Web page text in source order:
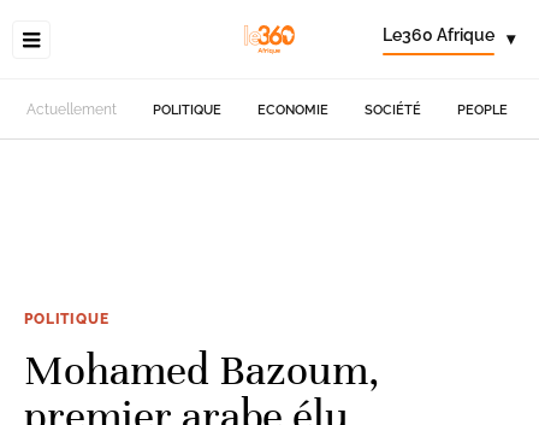
Le360 Afrique ▾
Actuellement POLITIQUE ECONOMIE SOCIÉTÉ PEOPLE
POLITIQUE
Mohamed Bazoum,